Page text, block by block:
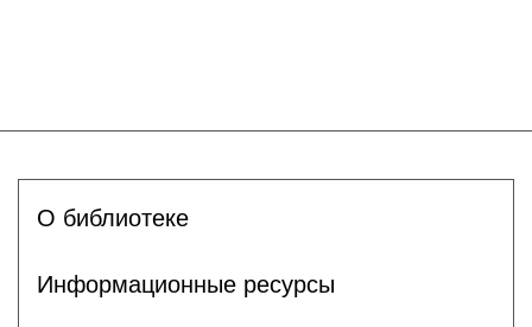
О библиотеке
Информационные ресурсы